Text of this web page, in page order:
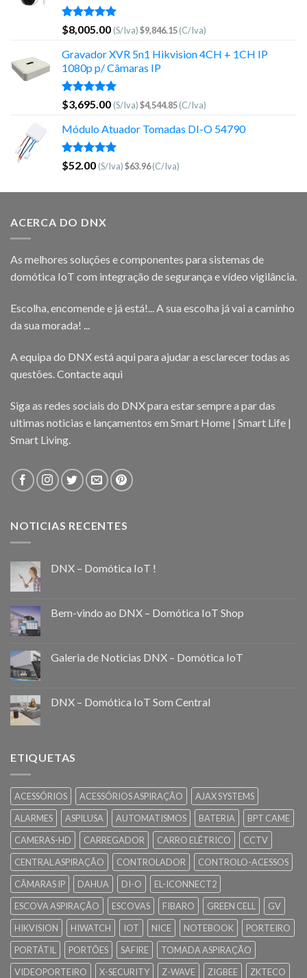
Avaliação
5.00
$8,005.00 (S/Iva)$9,846.15(C/Iva)
Gravador XVR 5n1 Hikvision 4CH + 1CH IP
1080p p/ Câmaras IP
Avaliação
5.00
$3,695.00 (S/Iva)$4,544.85(C/Iva)
Módulo Atuador Tomadas DI-O 54790
Avaliação
5.00
de 5
$52.00 (S/Iva)$63.96(C/Iva)
ACERCA DO DNX
As melhores soluções e componentes para sistemas de
domótica IoT com integração de segurança e vídeo vigilância.
Escolha, encomende e já está!... A sua escolha já vai a caminho
da sua morada! ...
A equipa do DNX está aqui para ajudar a esclarecer todas as
questões. Contacte aqui
Siga as redes sociais do DNX para estar sempre a par das
ultimas noticias e lançamentos em Smart Home | Smart Life |
Smart Living.
NOTICIAS RECENTES
DNX – Domótica IoT !
Bem-vindo ao DNX – Domótica IoT Shop
Galeria de Noticias DNX – Domótica IoT
DNX – Domótica IoT Som Central
ETIQUETAS
ACESSÓRIOS ACESSÓRIOS ASPIRAÇÃO
AJAX SYSTEMS
ALARMES
ASPILUSA AUTOMATISMOS BATERIA
BPT CAME
CAMERAS-HD
CARREGADOR CARRO ELÉTRICO
CCTV
CENTRAL ASPIRAÇÃO
CONTROLADOR
CONTROLO-ACESSOS
CÂMARAS IP
DAHUA DI-O
EL-ICONNECT2
ESCOVA ASPIRAÇÃO
ESCOVAS FIBARO GREEN CELL
GV
HIKVISION
HIWATCH IOT NICE NOTEBOOK
PORTEIRO
PORTÁTIL
PORTÕES SAFIRE
TOMADA ASPIRAÇÃO
VIDEOPORTEIRO
X-SECURITY Z-WAVE ZIGBEE
ZKTECO